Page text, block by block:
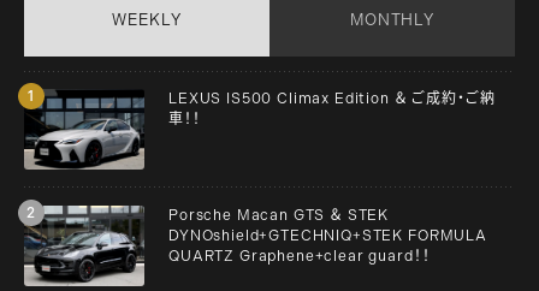
WEEKLY MONTHLY
LEXUS IS500 Climax Edition ＆ ご成約・ご納
車！！
Porsche Macan GTS ＆ STEK
DYNOshield+GTECHNIQ+STEK FORMULA
QUARTZ Graphene+clear guard！！